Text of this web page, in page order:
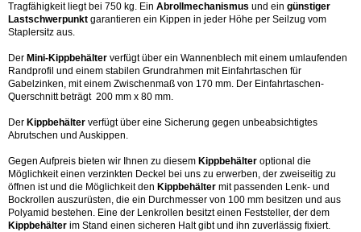
Tragfähigkeit liegt bei 750 kg. Ein Abrollmechanismus und ein günstiger
Lastschwerpunkt garantieren ein Kippen in jeder Höhe per Seilzug vom
Staplersitz aus.
Der Mini-Kippbehälter verfügt über ein Wannenblech mit einem umlaufenden
Randprofil und einem stabilen Grundrahmen mit Einfahrtaschen für
Gabelzinken, mit einem Zwischenmaß von 170 mm. Der Einfahrtaschen-
Querschnitt beträgt  200 mm x 80 mm.
Der Kippbehälter verfügt über eine Sicherung gegen unbeabsichtigtes
Abrutschen und Auskippen.
Gegen Aufpreis bieten wir Ihnen zu diesem Kippbehälter optional die
Möglichkeit einen verzinkten Deckel bei uns zu erwerben, der zweiseitig zu
öffnen ist und die Möglichkeit den Kippbehälter mit passenden Lenk- und
Bockrollen auszurüsten, die ein Durchmesser von 100 mm besitzen und aus
Kippbehälter im Stand einen sicheren Halt gibt und ihn zuverlässig fixiert.